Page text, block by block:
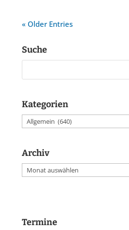
« Older Entries
Suche
Kategorien
Kategorien
Archiv
Archiv
Termine